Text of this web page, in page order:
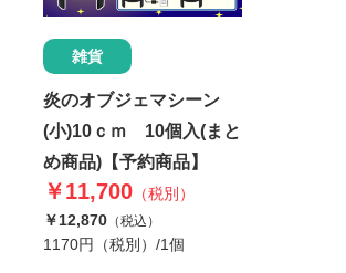
雑貨
炎のオブジェマシーン
(小)10ｃｍ 10個入(まと
め商品)【予約商品】
￥11,700 （税別）
￥12,870 （税込）
1170円（税別）/1個